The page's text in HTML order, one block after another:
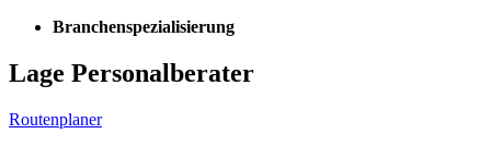
Branchenspezialisierung
Lage Personalberater
Routenplaner